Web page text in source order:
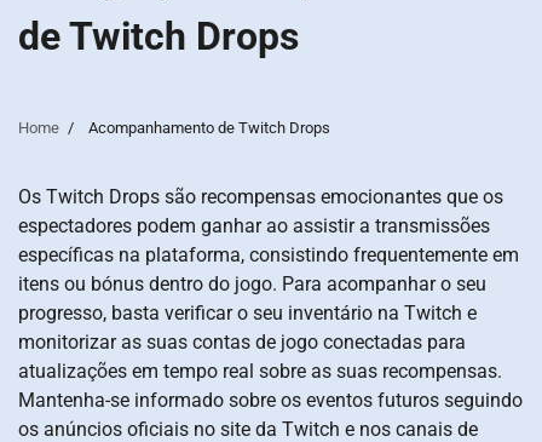
de Twitch Drops
Home Acompanhamento de Twitch Drops
Os Twitch Drops são recompensas emocionantes que os
espectadores podem ganhar ao assistir a transmissões
específicas na plataforma, consistindo frequentemente em
itens ou bónus dentro do jogo. Para acompanhar o seu
progresso, basta verificar o seu inventário na Twitch e
monitorizar as suas contas de jogo conectadas para
atualizações em tempo real sobre as suas recompensas.
Mantenha-se informado sobre os eventos futuros seguindo
os anúncios oficiais no site da Twitch e nos canais de